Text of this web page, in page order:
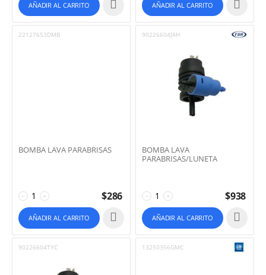
AÑADIR AL CARRITO AÑADIR AL CARRITO
22127653DMB
BOMBA LAVA PARABRISAS
+
− $286
AÑADIR AL CARRITO
90226604JAH
BOMBA LAVA
PARABRISAS/LUNETA
+
− $938
AÑADIR AL CARRITO
90226604TYC 13250356GMC